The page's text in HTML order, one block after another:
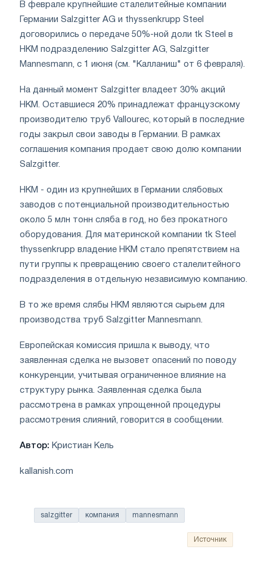
В феврале крупнейшие сталелитейные компании
Германии Salzgitter AG и thyssenkrupp Steel
договорились о передаче 50%-ной доли tk Steel в
HKM подразделению Salzgitter AG, Salzgitter
Mannesmann, с 1 июня (см. "Калланиш" от 6 февраля).
На данный момент Salzgitter владеет 30% акций
HKM. Оставшиеся 20% принадлежат французскому
производителю труб Vallourec, который в последние
годы закрыл свои заводы в Германии. В рамках
соглашения компания продает свою долю компании
Salzgitter.
HKM - один из крупнейших в Германии слябовых
заводов с потенциальной производительностью
около 5 млн тонн сляба в год, но без прокатного
оборудования. Для материнской компании tk Steel
thyssenkrupp владение HKM стало препятствием на
пути группы к превращению своего сталелитейного
подразделения в отдельную независимую компанию.
В то же время слябы HKM являются сырьем для
производства труб Salzgitter Mannesmann.
Европейская комиссия пришла к выводу, что
заявленная сделка не вызовет опасений по поводу
конкуренции, учитывая ограниченное влияние на
структуру рынка. Заявленная сделка была
рассмотрена в рамках упрощенной процедуры
рассмотрения слияний, говорится в сообщении.
Автор: Кристиан Кель
kallanish.com
salzgitter компания mannesmann
Источник